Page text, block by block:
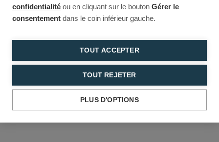
confidentialité ou en cliquant sur le bouton Gérer le
consentement dans le coin inférieur gauche.
TOUT ACCEPTER
TOUT REJETER
PLUS D'OPTIONS